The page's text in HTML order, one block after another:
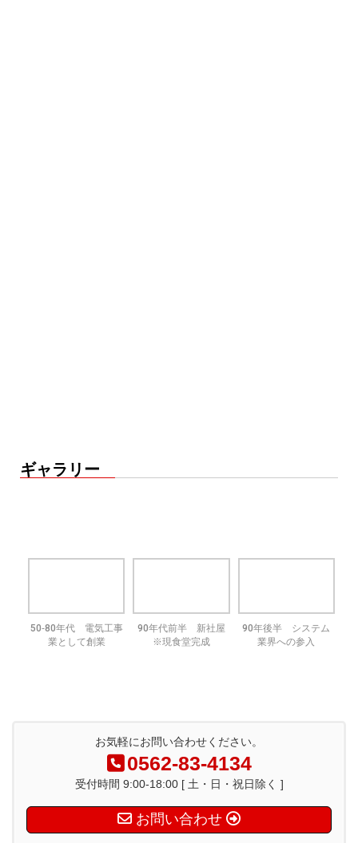
ギャラリー
50‐80年代 電気工事
業として創業
90年代前半 新社屋
※現食堂完成
90年後半 システム
業界への参入
お気軽にお問い合わせください。
0562-83-4134
受付時間 9:00-18:00 [ 土・日・祝日除く ]
お問い合わせ